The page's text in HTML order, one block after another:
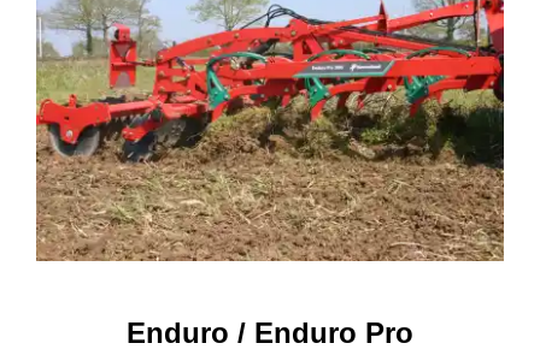
Enduro / Enduro Pro